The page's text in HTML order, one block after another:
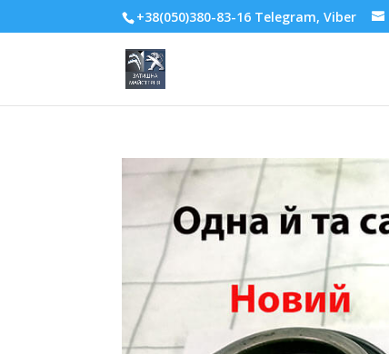
+38(050)380-83-16 Telegram, Viber